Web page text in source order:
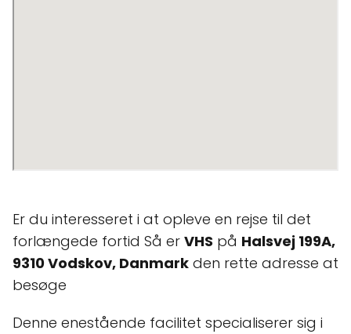
Er du interesseret i at opleve en rejse til det
forlængede fortid Så er VHS på Halsvej 199A,
9310 Vodskov, Danmark den rette adresse at
besøge
Denne enestående facilitet specialiserer sig i